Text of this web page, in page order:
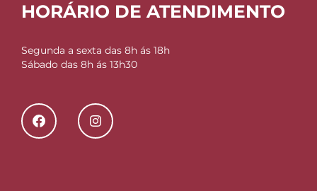
HORÁRIO DE ATENDIMENTO
Segunda a sexta das 8h ás 18h
Sábado das 8h ás 13h30